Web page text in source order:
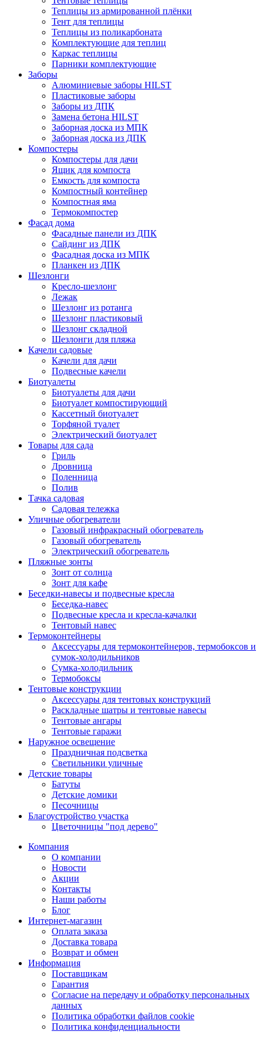
Теплицы из армированной плёнки
Тент для теплицы
Теплицы из поликарбоната
Комплектующие для теплиц
Каркас теплицы
Парники комплектующие
Заборы
Алюминиевые заборы HILST
Пластиковые заборы
Заборы из ДПК
Замена бетона HILST
Заборная доска из МПК
Заборная доска из ДПК
Компостеры
Компостеры для дачи
Ящик для компоста
Емкость для компоста
Компостный контейнер
Компостная яма
Термокомпостер
Фасад дома
Фасадные панели из ДПК
Сайдинг из ДПК
Фасадная доска из МПК
Планкен из ДПК
Шезлонги
Кресло-шезлонг
Лежак
Шезлонг из ротанга
Шезлонг пластиковый
Шезлонг складной
Шезлонги для пляжа
Качели садовые
Качели для дачи
Подвесные качели
Биотуалеты
Биотуалеты для дачи
Биотуалет компостирующий
Кассетный биотуалет
Торфяной туалет
Электрический биотуалет
Товары для сада
Гриль
Дровница
Поленница
Полив
Тачка садовая
Садовая тележка
Уличные обогреватели
Газовый инфракрасный обогреватель
Газовый обогреватель
Электрический обогреватель
Пляжные зонты
Зонт от солнца
Зонт для кафе
Беседки-навесы и подвесные кресла
Беседка-навес
Подвесные кресла и кресла-качалки
Тентовый навес
Термоконтейнеры
Аксессуары для термоконтейнеров, термобоксов и
сумок-холодильников
Сумка-холодильник
Термобоксы
Тентовые конструкции
Аксессуары для тентовых конструкций
Раскладные шатры и тентовые навесы
Тентовые ангары
Тентовые гаражи
Наружное освещение
Праздничная подсветка
Светильники уличные
Детские товары
Батуты
Детские домики
Песочницы
Благоустройство участка
Цветочницы "под дерево"
Компания
О компании
Новости
Акции
Контакты
Наши работы
Блог
Интернет-магазин
Оплата заказа
Доставка товара
Возврат и обмен
Информация
Поставщикам
Гарантия
Согласие на передачу и обработку персональных
данных
Политика обработки файлов cookie
Политика конфиденциальности